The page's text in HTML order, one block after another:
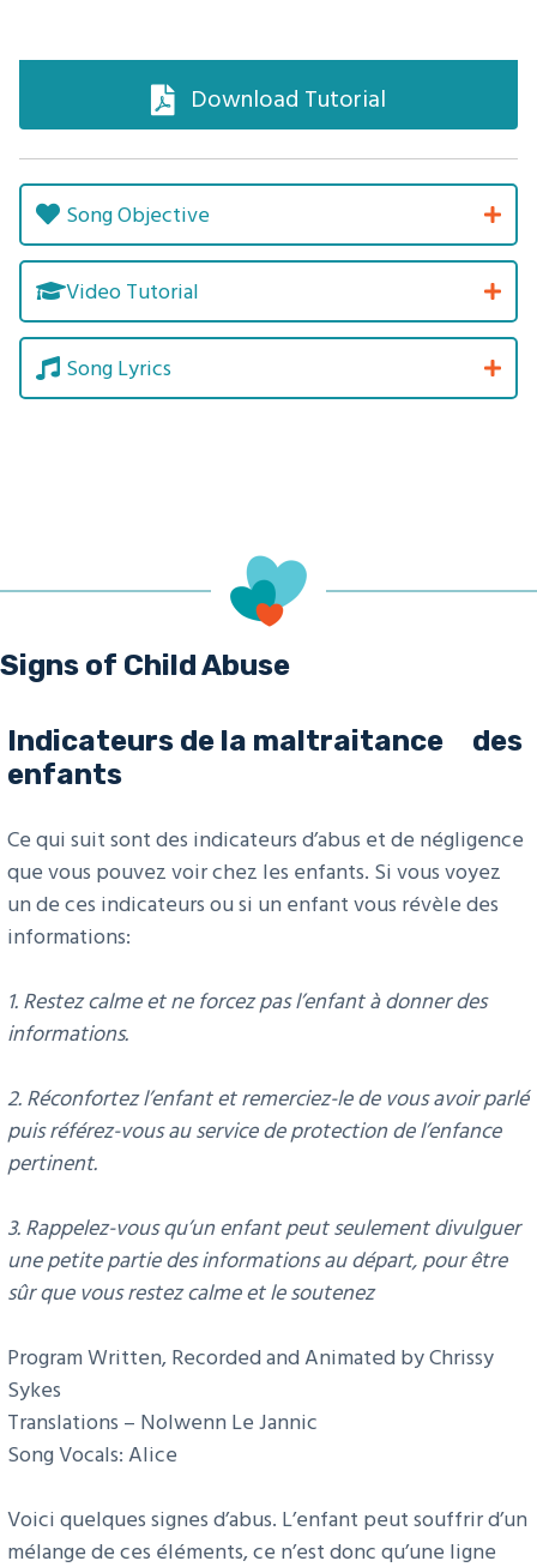
Download Tutorial
Song Objective
Video Tutorial
Song Lyrics
Signs of Child Abuse
Indicateurs de la maltraitance des
enfants
Ce qui suit sont des indicateurs d’abus et de négligence
que vous pouvez voir chez les enfants. Si vous voyez
un de ces indicateurs ou si un enfant vous révèle des
informations:
1. Restez calme et ne forcez pas l’enfant à donner des
informations.
2. Réconfortez l’enfant et remerciez-le de vous avoir parlé
puis référez-vous au service de protection de l’enfance
pertinent.
3. Rappelez-vous qu’un enfant peut seulement divulguer
une petite partie des informations au départ, pour être
sûr que vous restez calme et le soutenez
Program Written, Recorded and Animated by Chrissy
Sykes
Translations – Nolwenn Le Jannic
Song Vocals: Alice
Voici quelques signes d’abus. L’enfant peut souffrir d’un
mélange de ces éléments, ce n’est donc qu’une ligne